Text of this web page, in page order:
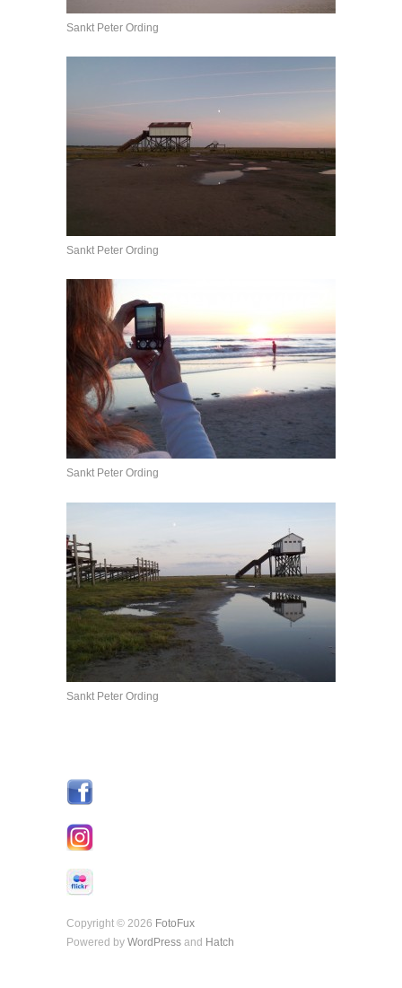
Sankt Peter Ording
Sankt Peter Ording
Sankt Peter Ording
Sankt Peter Ording
Copyright © 2026 FotoFux
Powered by WordPress and Hatch